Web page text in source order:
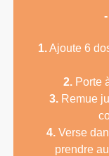
1.Ajoute 6
2. Porte
3. Remue
4. Verse
prendre